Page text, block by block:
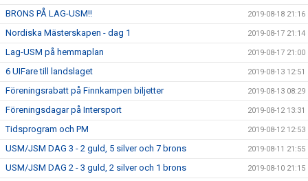
BRONS PÅ LAG-USM!! 2019-08-18 21:16
Nordiska Mästerskapen - dag 1 2019-08-17 21:14
Lag-USM på hemmaplan 2019-08-17 21:00
6 UIFare till landslaget 2019-08-13 12:51
Föreningsrabatt på Finnkampen biljetter 2019-08-13 08:29
Föreningsdagar på Intersport 2019-08-12 13:31
Tidsprogram och PM 2019-08-12 12:53
USM/JSM DAG 3 - 2 guld, 5 silver och 7 brons 2019-08-11 21:55
USM/JSM DAG 2 - 3 guld, 2 silver och 1 brons 2019-08-10 21:15